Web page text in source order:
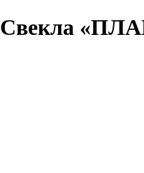
Свекла